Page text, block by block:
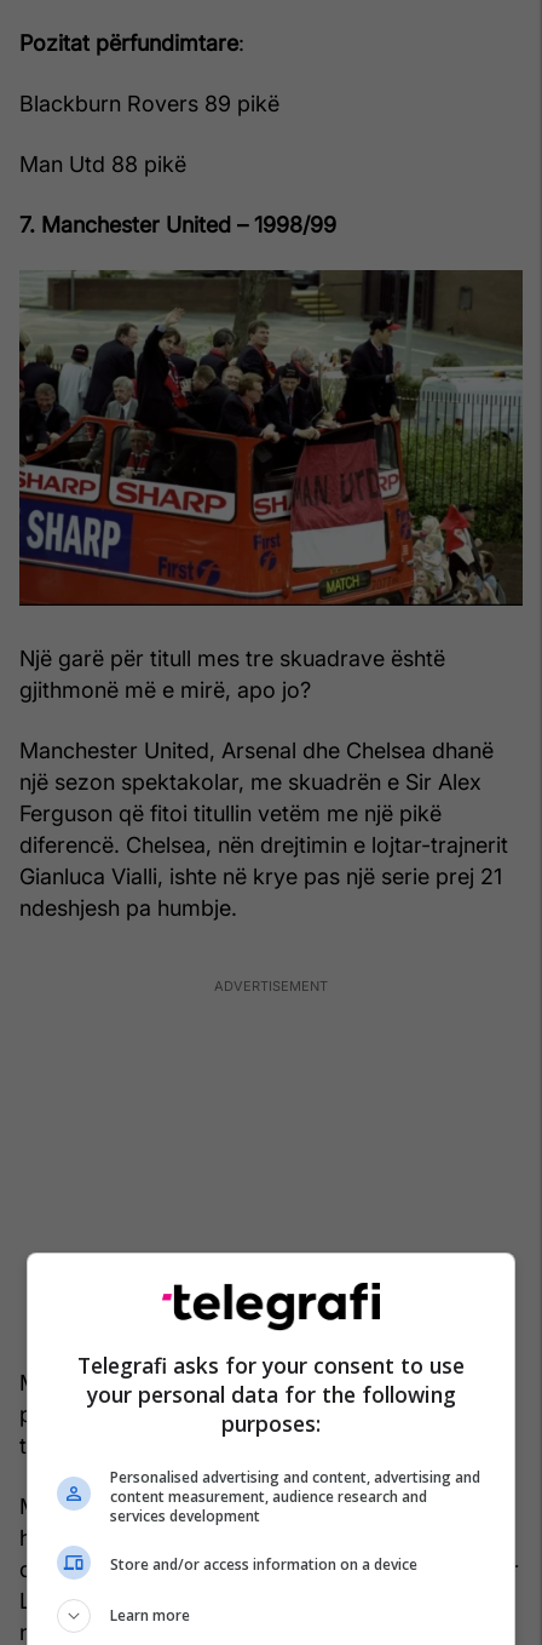
Pozitat përfundimtare:
Blackburn Rovers 89 pikë
Man Utd 88 pikë
7. Manchester United – 1998/99
Një garë për titull mes tre skuadrave është
gjithmonë më e mirë, apo jo?
Manchester United, Arsenal dhe Chelsea dhanë
një sezon spektakolar, me skuadrën e Sir Alex
Ferguson që fitoi titullin vetëm me një pikë
diferencë. Chelsea, nën drejtimin e lojtar-trajnerit
Gianluca Vialli, ishte në krye pas një serie prej 21
ndeshjesh pa humbje.
Megjithatë, seria u ndal nga Arsenal dhe një
periudhë e dobët në prill i nxori jashtë garës për
titull.
Manchester United, pas një fillimi të dobët, nuk
humbi më pas humbjes ndaj Middlesbrough në
dhjetor dhe e mbylli sezonin fuqishëm, duke fituar
Ligën Premier, FA Cup dhe Ligën e Kampionëve
në një sezon historik.
Telegrafi asks for your consent to use
your personal data for the following
purposes:
Personalised advertising and content, advertising and
content measurement, audience research and
services development
Store and/or access information on a device
Learn more